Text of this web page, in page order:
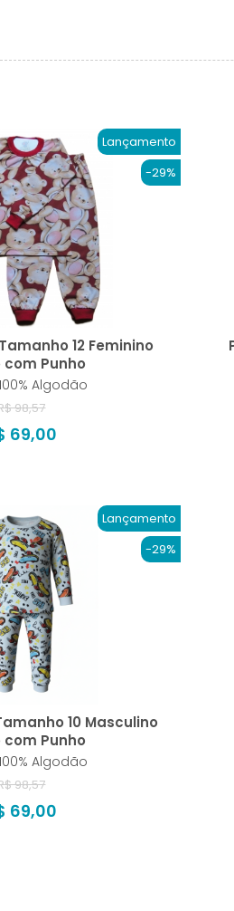
Lançamento
-29%
12 Feminino
com Punho
Algodão
98,57
69,00
Lançamento
-29%
10 Masculino
com Punho
Algodão
98,57
69,00